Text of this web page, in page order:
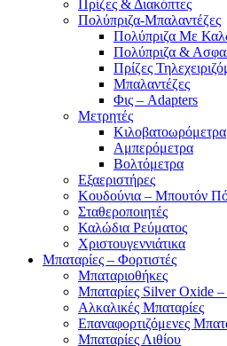
Πρίζες & Διακόπτες
Πολύπριζα-Μπαλαντέζες
Πολύπριζα Με
Πολύπριζα &
Πρίζες
Μπαλαντέζες
Φις – Adapters
Μετρητές
Κιλοβατοωρόμετρα
Αμπερόμετρα
Βολτόμετρα
Εξαεριστήρες
Κουδούνια – Μπουτόν
Σταθεροποιητές
Καλώδια Ρεύματος
Χριστουγεννιάτικα
Μπαταρίες – Φορτιστές
Μπαταριοθήκες
Μπαταρίες Silver Oxide –
Αλκαλικές Μπαταρίες
Επαναφορτιζόμενες
Μπαταρίες Λιθίου